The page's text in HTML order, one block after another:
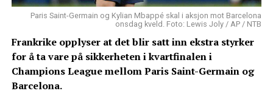
Paris Saint-Germain og Kylian Mbappé skal i aksjon mot Barcelona
onsdag kveld. Foto: Lewis Joly / AP / NTB
Frankrike opplyser at det blir satt inn ekstra styrker
for å ta vare på sikkerheten i kvartfinalen i
Champions League mellom Paris Saint-Germain og
Barcelona.